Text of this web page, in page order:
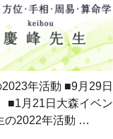
年活動 ■9月29日
月21日大森イベン
の2022年活動 …